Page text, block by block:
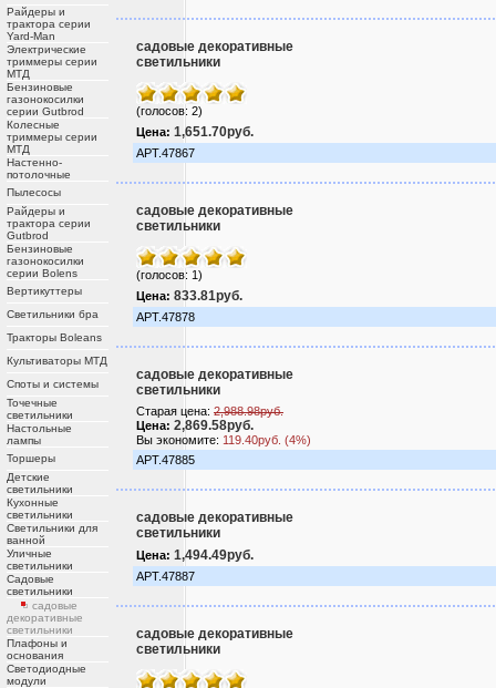
Райдеры и
трактора серии
Yard-Man
Электрические
триммеры серии
МТД
Бензиновые
газонокосилки
серии Gutbrod
Колесные
триммеры серии
МТД
Настенно-
потолочные
Пылесосы
Райдеры и
трактора серии
Gutbrod
Бензиновые
газонокосилки
серии Bolens
Вертикуттеры
Светильники бра
Тракторы Boleans
Культиваторы МТД
Споты и системы
Точечные
светильники
Настольные
лампы
Торшеры
Детские
светильники
Кухонные
светильники
Светильники для
ванной
Уличные
светильники
Садовые
светильники
садовые
декоративные
светильники
Плафоны и
основания
Светодиодные
модули
садовые декоративные
светильники
(голосов: 2)
Цена: 1,651.70руб.
АРТ.47867
садовые декоративные
светильники
(голосов: 1)
Цена: 833.81руб.
АРТ.47878
садовые декоративные
светильники
Старая цена: 2,988.98руб.
Цена: 2,869.58руб.
Вы экономите: 119.40руб. (4%)
АРТ.47885
садовые декоративные
светильники
Цена: 1,494.49руб.
АРТ.47887
садовые декоративные
светильники